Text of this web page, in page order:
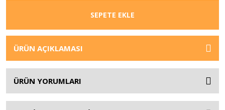
SEPETE EKLE
ÜRÜN AÇIKLAMASI
ÜRÜN YORUMLARI